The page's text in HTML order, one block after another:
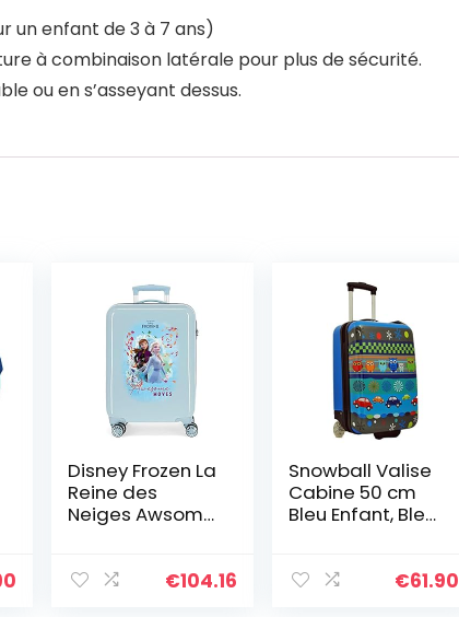
un enfant de 3 à 7 ans)
à combinaison latérale pour plus de sécurité.
ou en s’asseyant dessus.
Disney Frozen La
Reine des
Neiges Awsome
Bleu 38x55x20
€104.16
Snowball Valise
Cabine 50 cm
Bleu Enfant, Bleu,
cm
€61.90